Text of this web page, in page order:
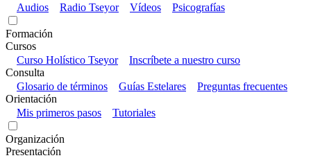
Audios
Radio Tseyor Vídeos Psicografías
Formación
Cursos
Curso Holístico Tseyor
Inscríbete a nuestro curso
Consulta
Glosario de términos
Guías Estelares
Preguntas frecuentes
Orientación
Mis primeros pasos
Tutoriales
Organización
Presentación